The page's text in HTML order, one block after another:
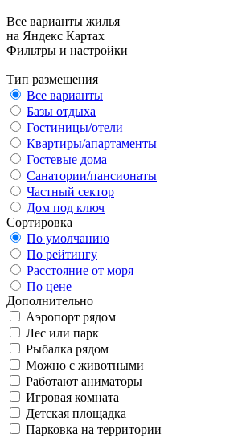
Все варианты жилья
на Яндекс Картах
Фильтры и настройки
Тип размещения
Все варианты
Базы отдыха
Гостиницы/отели
Квартиры/апартаменты
Гостевые дома
Санатории/пансионаты
Частный сектор
Дом под ключ
Сортировка
По умолчанию
По рейтингу
Расстояние от моря
По цене
Дополнительно
Аэропорт рядом
Лес или парк
Рыбалка рядом
Можно с животными
Работают аниматоры
Игровая комната
Детская площадка
Парковка на территории